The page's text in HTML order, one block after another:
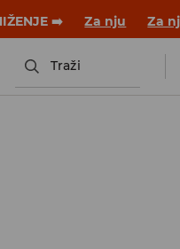
outfitu! Za nju
Traži